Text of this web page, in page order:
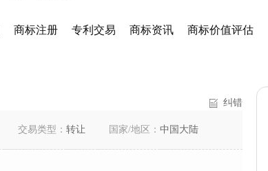
商标注册 专利交易 商标资讯 商标价值评估
纠错
交易类型： 转让 国家/地区： 中国大陆